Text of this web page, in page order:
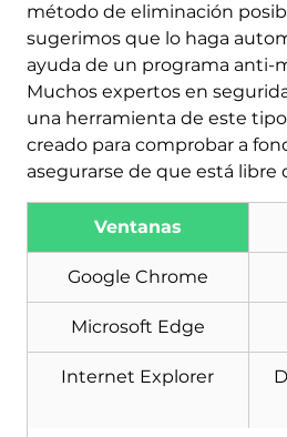
método de eliminación
sugerimos que lo haga
ayuda de un programa anti-
Muchos expertos en
una herramienta de este
creado para comprobar a
asegurarse de que está libre
Ventanas
Google Chrome
Microsoft Edge
Internet Explorer
Descargar
Herramienta de
malintencionado